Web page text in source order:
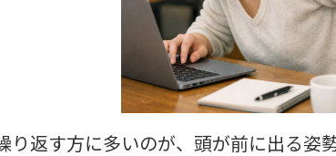
り返す方に多いのが、頭が前に出る姿勢